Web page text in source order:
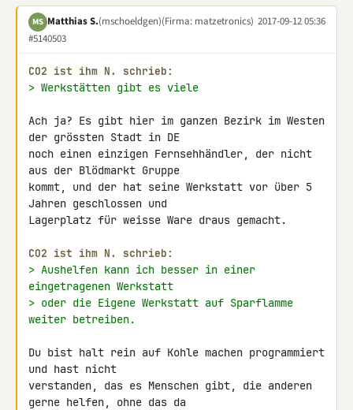
MS Matthias S.(mschoeldgen)(Firma: matzetronics) 2017-09-12 05:36
#5140503
CO2 ist ihm N. schrieb:
> Werkstätten gibt es viele
Ach ja? Es gibt hier im ganzen Bezirk im Westen
der grössten Stadt in DE
noch einen einzigen Fernsehhändler, der nicht
aus der Blödmarkt Gruppe
kommt, und der hat seine Werkstatt vor über 5
Jahren geschlossen und
Lagerplatz für weisse Ware draus gemacht.
CO2 ist ihm N. schrieb:
> Aushelfen kann ich besser in einer
eingetragenen Werkstatt
> oder die Eigene Werkstatt auf Sparflamme
weiter betreiben.
Du bist halt rein auf Kohle machen programmiert
und hast nicht
verstanden, das es Menschen gibt, die anderen
gerne helfen, ohne das da